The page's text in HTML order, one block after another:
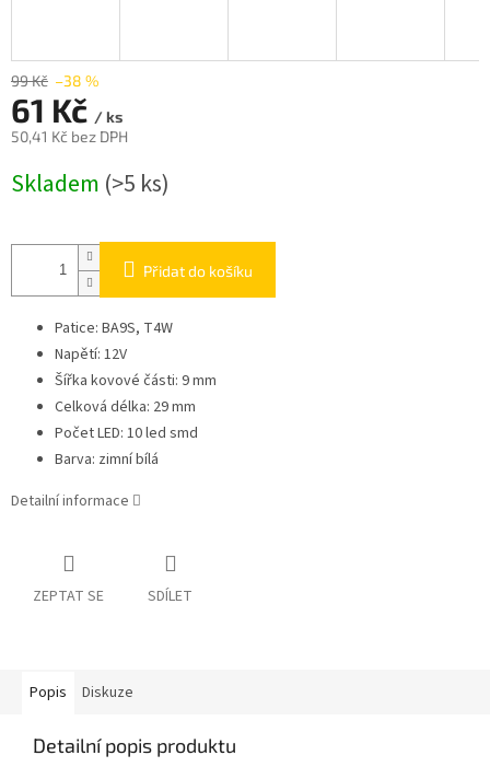
99 Kč –38 %
61 Kč / ks
50,41 Kč bez DPH
cena:
Skladem (>5 ks)
Přidat do košíku
Patice: BA9S, T4W
Napětí: 12V
Šířka kovové části: 9 mm
Celková délka: 29 mm
Počet LED: 10 led smd
Barva: zimní bílá
Detailní informace
ZEPTAT SE SDÍLET
Popis Diskuze
Detailní popis produktu